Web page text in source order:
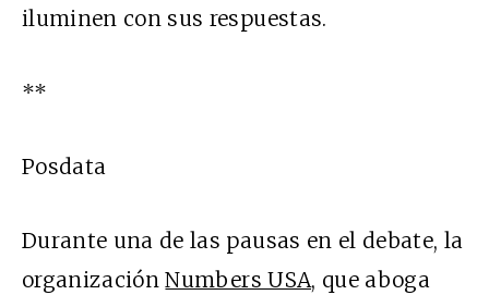
iluminen con sus respuestas.
**
Posdata
Durante una de las pausas en el debate, la
organizaciónNumbers USA, que aboga